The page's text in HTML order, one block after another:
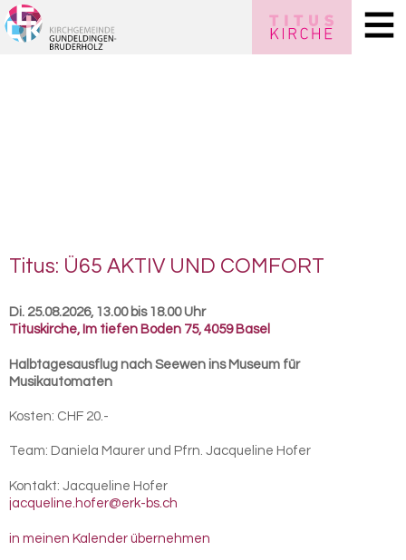
Titus: Ü65 AKTIV UND COM­FORT
Di. 25.08.2026, 13.00 bis 18.00 Uhr
Tituskirche, Im tiefen Boden 75, 4059 Basel
Halbtagesausflug nach Seewen ins Museum für
Musikautomaten
Kosten: CHF 20.-
Team: Daniela Maurer und Pfrn. Jacqueline Hofer
Kontakt: Jacqueline Hofer
jacqueline.hofer@erk-bs.ch
in meinen Kalender übernehmen